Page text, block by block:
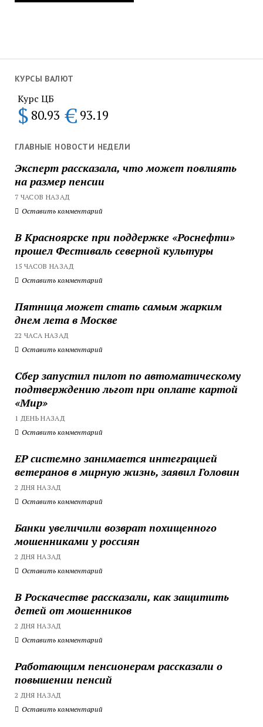
КУРСЫ ВАЛЮТ
Курс ЦБ
$ 80.93 € 93.19
ГЛАВНЫЕ НОВОСТИ НЕДЕЛИ
Эксперт рассказала, что может повлиять
на размер пенсии
7 ЧАСОВ НАЗАД
Оставить комментарий
В Красноярске при поддержке «Роснефти»
прошел Фестиваль северной культуры
15 ЧАСОВ НАЗАД
Оставить комментарий
Пятница может стать самым жарким
днем лета в Москве
22 ЧАСА НАЗАД
Оставить комментарий
Сбер запустил пилот по автоматическому
подтверждению льгот при оплате картой
«Мир»
1 ДЕНЬ НАЗАД
Оставить комментарий
ЕР системно занимается интеграцией
ветеранов в мирную жизнь, заявил Головин
2 ДНЯ НАЗАД
Оставить комментарий
Банки увеличили возврат похищенного
мошенниками у россиян
2 ДНЯ НАЗАД
Оставить комментарий
В Роскачестве рассказали, как защитить
детей от мошенников
2 ДНЯ НАЗАД
Оставить комментарий
Работающим пенсионерам рассказали о
повышении пенсий
2 ДНЯ НАЗАД
Оставить комментарий